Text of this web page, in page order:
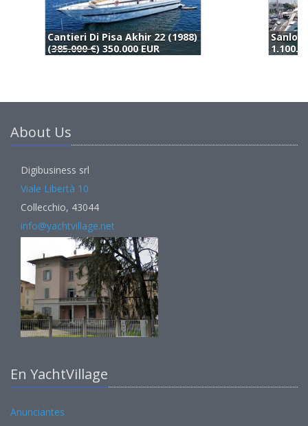
Sanlorenzo Sl 82 (2007)
1.100.000 EUR
About Us
Digibusiness srl
Viale Libertà 10
Collecchio, 43044
info@yachtvillage.net
En YachtVillage
Anunciantes